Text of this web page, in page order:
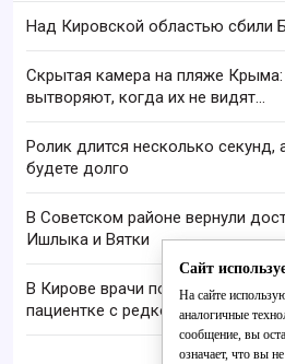
Над Кировской областью сбили
Скрытая камера на пляже
вытворяют, когда их не видят...
Ролик длится несколько секунд,
будете долго
В Советском районе вернули
Ишлыка и Вятки
В Кирове врачи почти 10 часов
пациентке с редкой болезнью
Сайт
На сайте
аналогичные
сообщение, вы
означает, что вы